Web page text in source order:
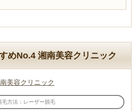
めNo.4 湘南美容クリニック
毛方法：レーザー脱毛